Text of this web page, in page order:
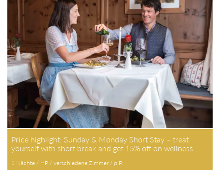
Price highlight: Sunday & Monday Short Stay – treat
yourself with short break and get 15% off on wellness…
1 Nächte / HP / verschiedene Zimmer / p.P.